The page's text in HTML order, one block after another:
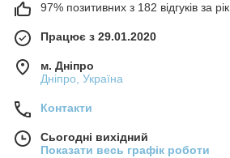
97% позитивних з 182 відгуків за рік
Працює з 29.01.2020
м. Дніпро
Дніпро, Україна
Контакти
Сьогодні вихідний
Показати весь графік роботи